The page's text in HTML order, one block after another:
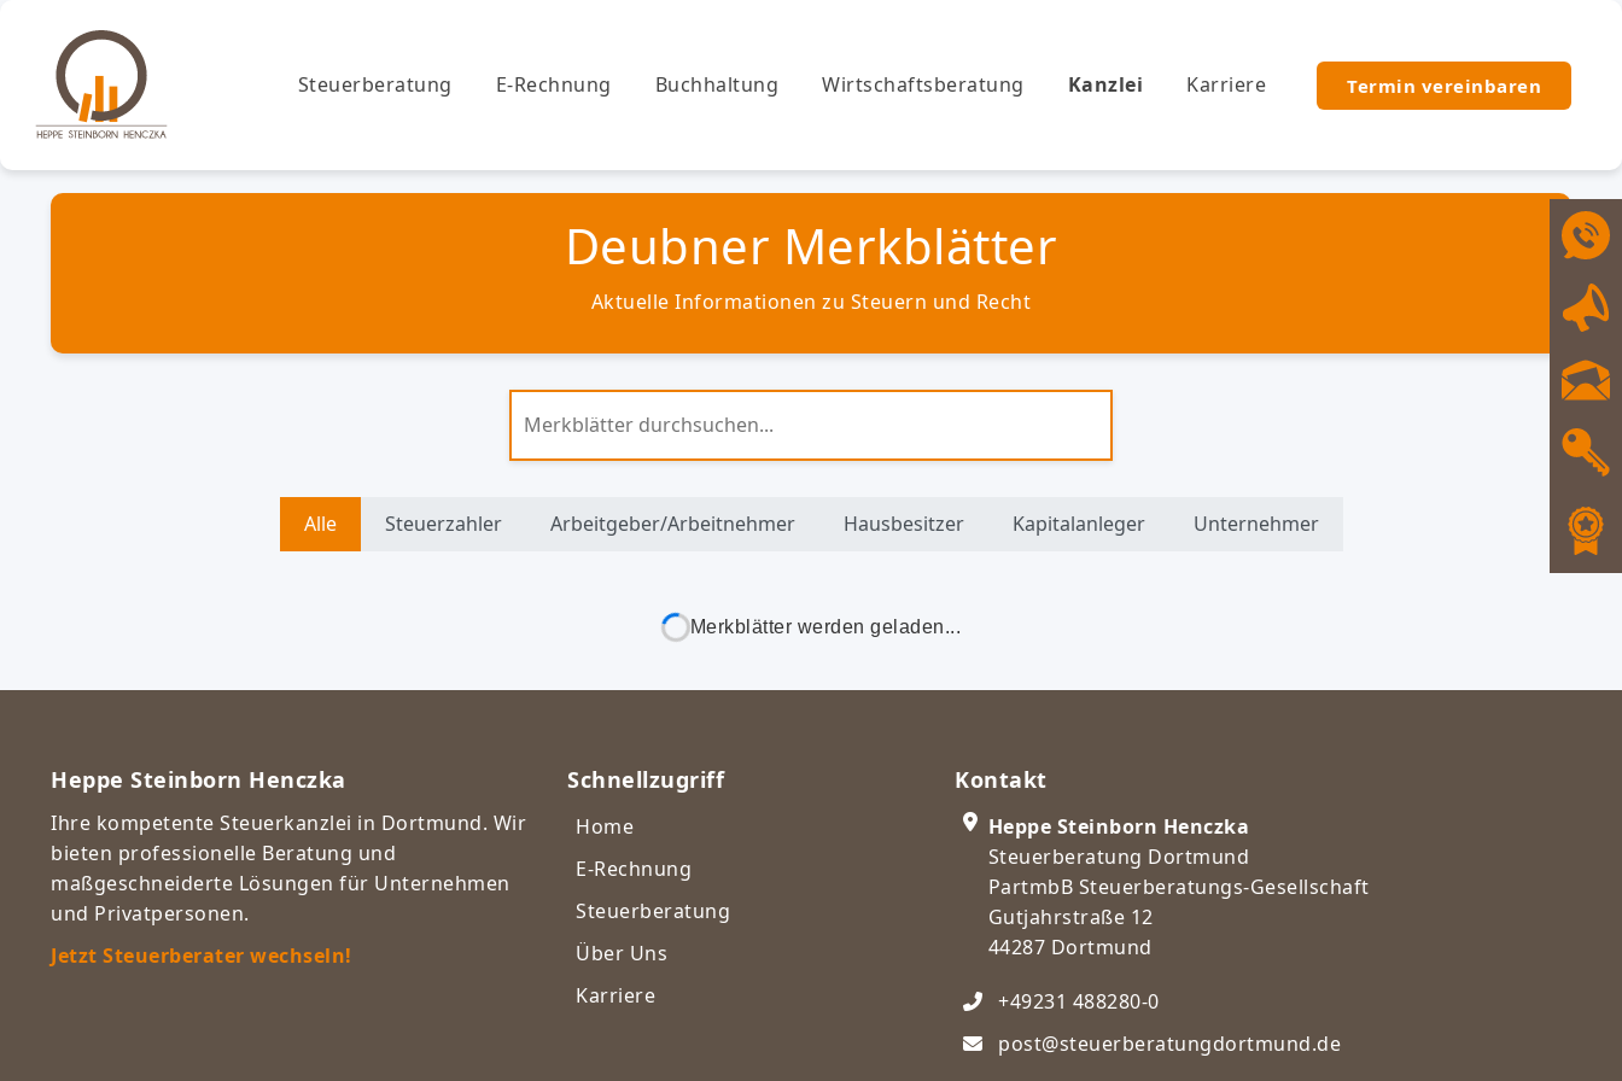
Steuerberatung E-Rechnung Buchhaltung Wirtschaftsberatung Kanzlei Karriere Termin vereinbaren
Deubner Merkblätter
Aktuelle Informationen zu Steuern und Recht
Alle Steuerzahler Arbeitgeber/Arbeitnehmer Hausbesitzer Kapitalanleger Unternehmer
Heppe Steinborn Henczka
Ihre kompetente Steuerkanzlei in Dortmund. Wir
bieten professionelle Beratung und
maßgeschneiderte Lösungen für Unternehmen
und Privatpersonen.
Schnellzugriff
Home
E-Rechnung
Steuerberatung
Über Uns
Kontakt
Heppe Steinborn Henczka
Steuerberatung Dortmund
PartmbB Steuerberatungs-Gesellschaft
44287 Dortmund
+49231 488280-0